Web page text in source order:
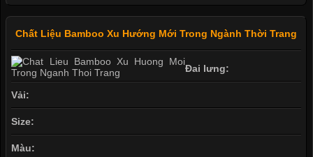
Chất Liệu Bamboo Xu Hướng Mới Trong Ngành Thời Trang
Đai lưng:
Vải:
Size:
Màu: